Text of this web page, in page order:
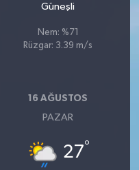
Güneşli
Nem: %71
Rüzgar: 3.39 m/s
16 AĞUSTOS
PAZAR
27°